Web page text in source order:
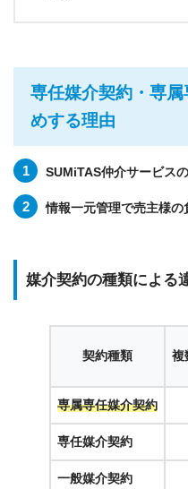
専任媒介契約 ・専属
めする理由
SUMiTAS仲介サービス
情報一元管理で売主様の
媒介契約の種類による
契約種類 複
専属専任媒介契約
専任媒介契約
一般媒介契約